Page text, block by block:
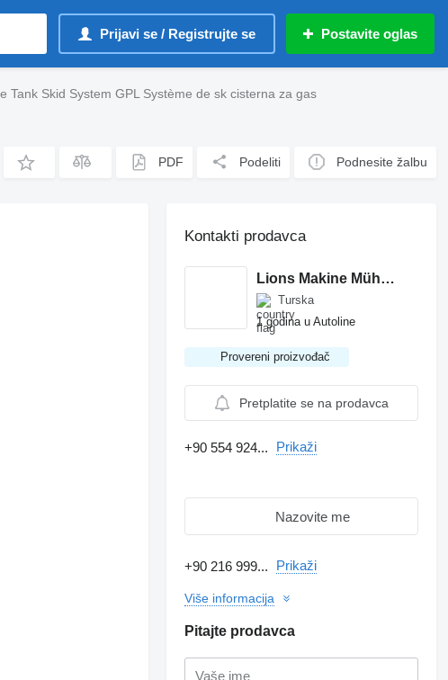
Prijavi se / Registrujte se Postavite oglas
Tank Skid System GPL Système de sk cisterna za gas
PDF Podeliti Podnesite žalbu
Kontakti prodavca
Lions Makine Mühendislik Ltd Şti
Turska
1 godina u Autoline
Provereni proizvođač
Pretplatite se na prodavca
+90 554 924... Prikaži
Nazovite me
+90 216 999... Prikaži
Više informacija
Pitajte prodavca